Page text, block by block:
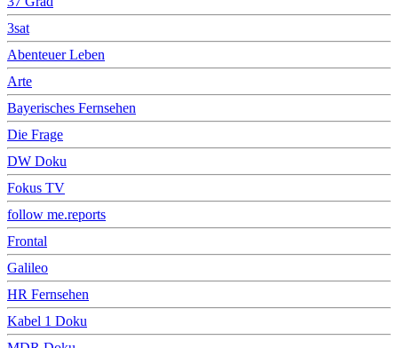
3sat
Abenteuer Leben
Arte
Bayerisches Fernsehen
Die Frage
DW Doku
Fokus TV
follow me.reports
Frontal
Galileo
HR Fernsehen
Kabel 1 Doku